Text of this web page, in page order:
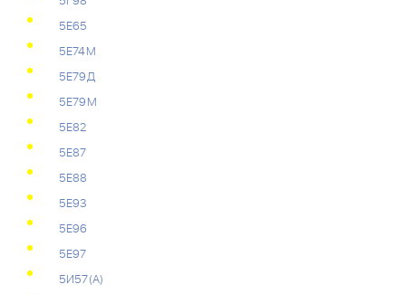
5Е65
5Е74М
5Е79Д
5Е79М
5Е82
5Е87
5Е88
5Е93
5Е96
5Е97
5И57(А)